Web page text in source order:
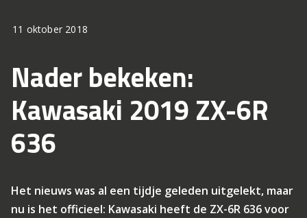
11 oktober 2018
Nader bekeken:
Kawasaki 2019 ZX-6R
636
Het nieuws was al een tijdje geleden uitgelekt, maar
nu is het officieel: Kawasaki heeft de ZX-6R 636 voor